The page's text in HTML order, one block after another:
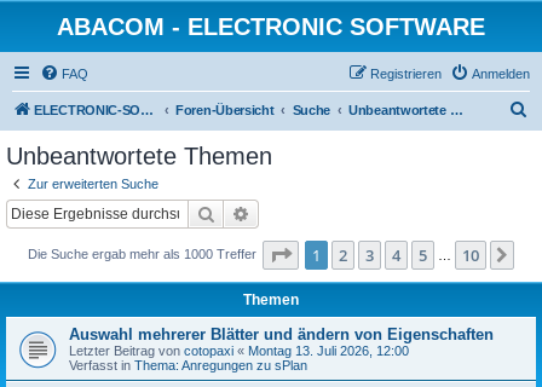
ABACOM - ELECTRONIC SOFTWARE
FAQ Anmelden
Registrieren
ELECTRONIC-SOFWARE-SHOP Foren-Übersicht Suche Unbeantwortete Themen
Unbeantwortete Themen
Zur erweiterten Suche
Suche
Die Suche ergab mehr als 1000 Treffer Seite 1von 10
1 2 3 4 5 10
Themen
Auswahl mehrerer Blätter und ändern von Eigenschaften
Letzter Beitrag von cotopaxi « Montag 13. Juli 2026, 12:00
Verfasst in Thema: Anregungen zu sPlan